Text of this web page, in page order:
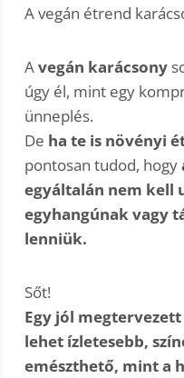
A vegán étrend
Avegán karácsony
úgy él, mint egy
ünneplés.
De ha te is növényi
pontosan tudod, hogy
egyáltalán nem kell
egyhangúnak vagy
lenniük.
Sőt!
Egy jól
lehet ízletesebb,
emészthető, mint a